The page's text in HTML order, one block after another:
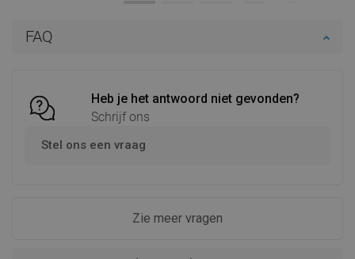
FAQ
Heb je het antwoord niet gevonden?
Schrijf ons
Stel ons een vraag
Zie meer vragen